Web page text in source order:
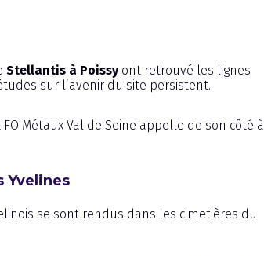
Stellantis à Poissyont retrouvé les lignes
sur l’avenir du site persistent.
Métaux Val de Seine appelle de son côté à
Yvelines
se sont rendus dans les cimetières du